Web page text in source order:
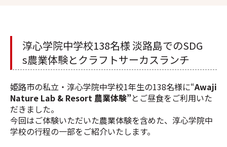
淳心学院中学校138名様 淡路島でのSDG
s農業体験とクラフトサーカスランチ
姫路市の私立・ 淳心学院中学校1年生の138名様に“Awaji
Nature Lab & Resort 農業体験”とご昼食をご利用いた
だきました。
今回はご体験いただいた農業体験を含めた、淳心学院中
学校の行程の一部をご紹介いたします。